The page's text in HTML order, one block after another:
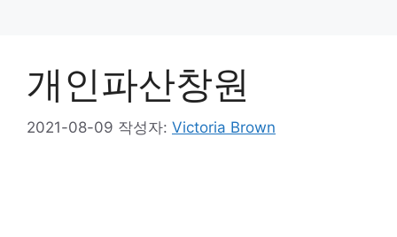
개인파산창원
2021-08-09 작성자: Victoria Brown